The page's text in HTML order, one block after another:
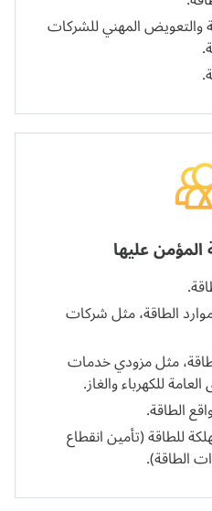
والتعويض المهني للشركات
عليها
الطاقة، مثل شركات
مثل مزودي خدمات
للكهرباء والغاز.
الطاقة.
للطاقة (تأمين انقطاع
الطاقة).